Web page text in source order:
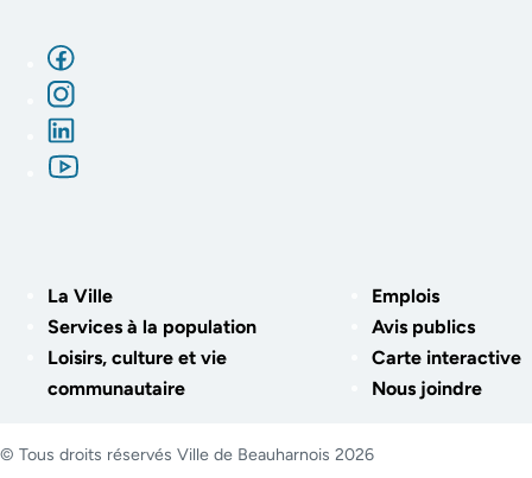
La Ville
Services à la population
Loisirs, culture et vie
communautaire
Emplois
Avis publics
Carte interactive
Nous joindre
© Tous droits réservés Ville de Beauharnois 2026